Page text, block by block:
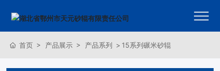
首页 产品展示 产品系列 15系列碾米砂辊